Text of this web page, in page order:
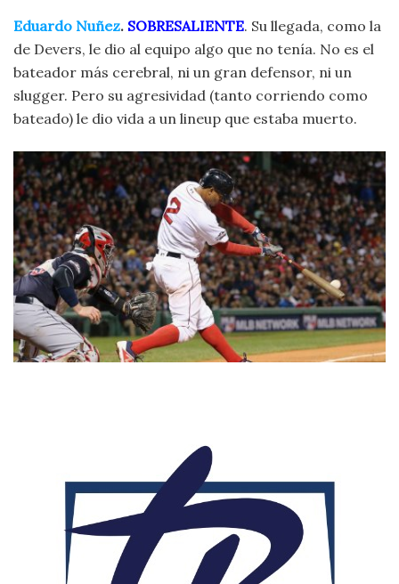
Eduardo Nuñez. SOBRESALIENTE. Su llegada, como la
de Devers, le dio al equipo algo que no tenía. No es el
bateador más cerebral, ni un gran defensor, ni un
slugger. Pero su agresividad (tanto corriendo como
bateado) le dio vida a un lineup que estaba muerto.